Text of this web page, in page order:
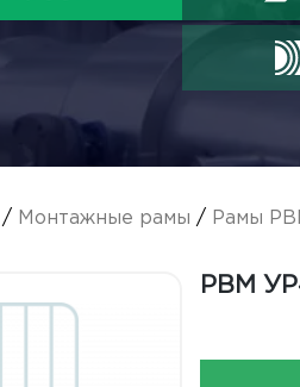
/ Монтажные рамы / Рамы
РВМ